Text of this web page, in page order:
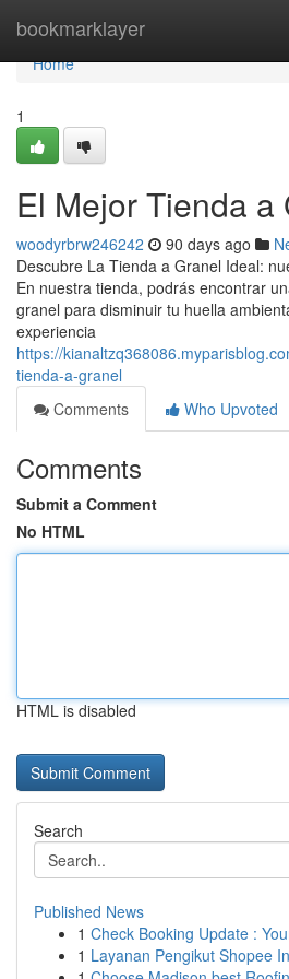
bookmarklayer
Home
Home
1
El Mejor Tienda a
woodyrbrw246242 90 days ago
Descubre La Tienda a Granel Ideal:
En nuestra tienda, podrás encontrar
granel para disminuir tu huella
experiencia
https://
tienda-a-granel
Comments
Who Upvoted
Comments
Submit a Comment
No HTML
HTML is disabled
Search
Published News
1 Check Booking Update :
1 Layanan Pengikut Shopee